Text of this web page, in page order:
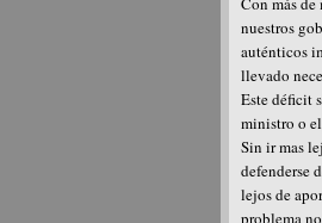
nuestros
auténticos
llevado
Este déficit
ministro o
Sin ir mas
defenderse
lejos de
problema